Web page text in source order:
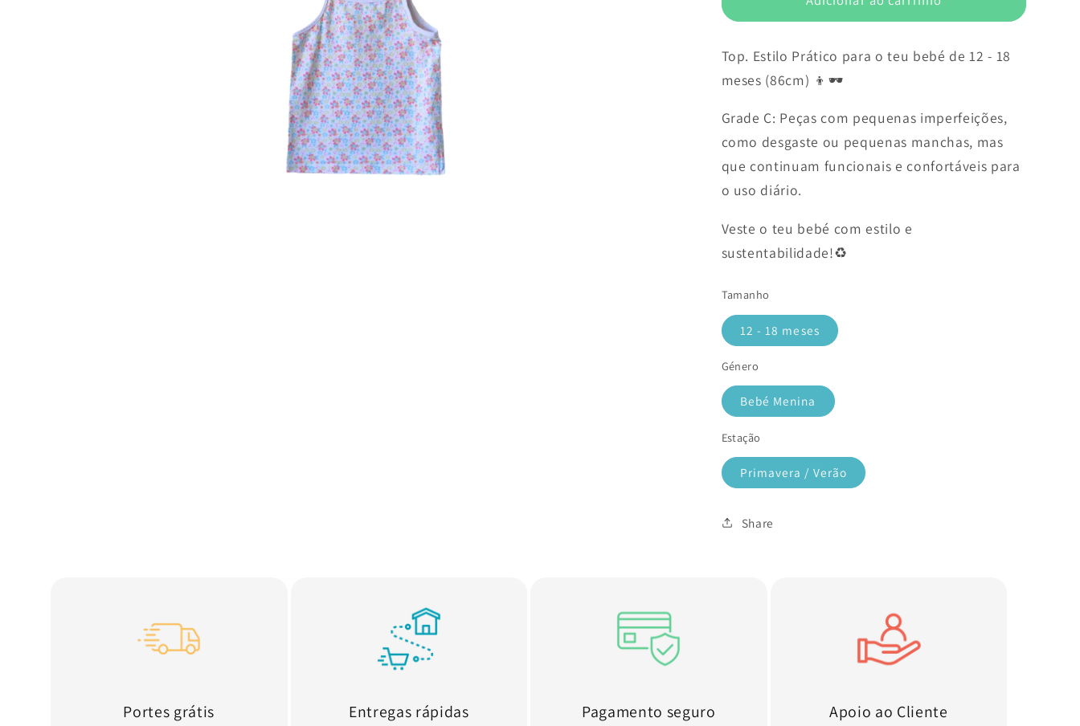
Top. Estilo Prático para o teu bebé de 12 - 18
meses (86cm) 👦🕶️
Grade C: Peças com pequenas imperfeições,
como desgaste ou pequenas manchas, mas
que continuam funcionais e confortáveis para
o uso diário.
Veste o teu bebé com estilo e
sustentabilidade!♻️
Tamanho
12 - 18 meses
Género
Bebé Menina
Estação
Primavera / Verão
Share
Portes grátis Entregas rápidas Pagamento seguro Apoio ao Cliente